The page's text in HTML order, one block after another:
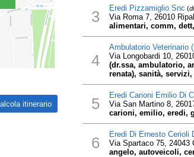
3 Eredi Pizzamiglio Snc (
Via Roma 7, 26010
alimentari, comm,
4
Ambulatorio Veterinario
Via Longobardi 10,
(dr.ssa, ambulatorio,
renata), sanità,
5 Eredi Carioni Emilio Di
Via San Martino 8,
carioni, emilio, eredi,
6 Eredi Di Ernesto Cerioli
Via Spartaco 75, 24043
angelo, autoveicoli,